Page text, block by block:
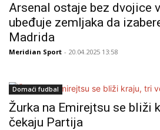
Arsenal ostaje bez dvojice
ubeđuje zemljaka da
Madrida
Meridian Sport - 20.04.2025 13:58
Domaći fudbal
Žurka na Emirejtsu se bliži
čekaju Partija